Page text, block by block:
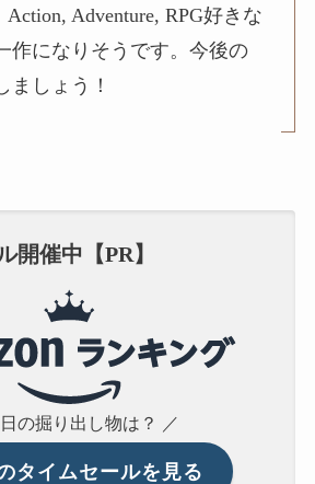
Action, Adventure, RPG好きな
作になりそうです。今後の
ましょう！
開催中【PR】
の掘り出し物は？ ／
タイムセールを見る